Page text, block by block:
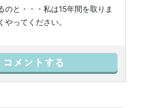
のと・・・私は15年間を取りま
やってください。